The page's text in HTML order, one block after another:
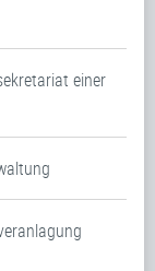
einer